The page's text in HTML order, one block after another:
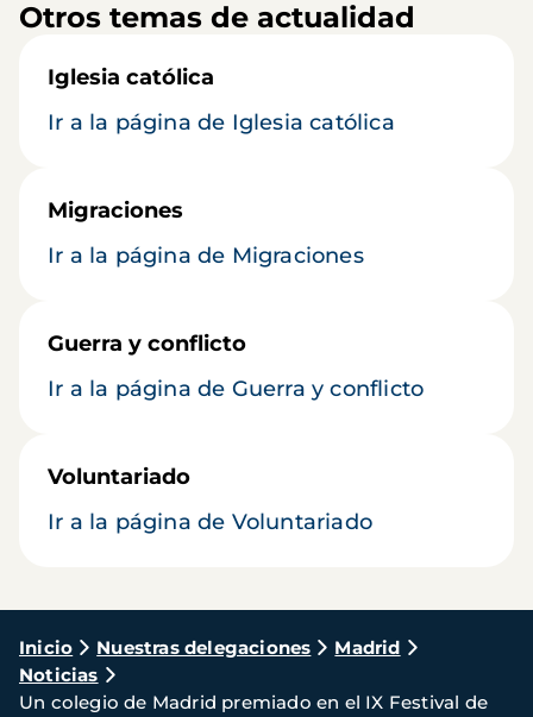
Otros temas de actualidad
Iglesia católica
Ir a la página de Iglesia católica
Migraciones
Ir a la página de Migraciones
Guerra y conflicto
Ir a la página de Guerra y conflicto
Voluntariado
Ir a la página de Voluntariado
Ruta
de
Inicio Nuestras delegaciones
Madrid
Noticias
Un colegio de Madrid premiado en el IX Festival de